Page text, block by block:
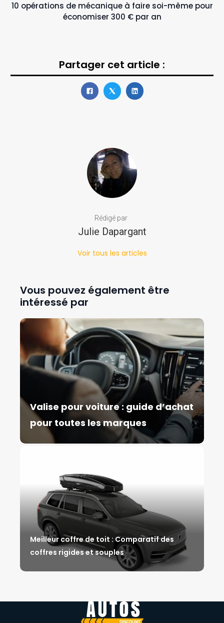
10 opérations de mécanique à faire soi-même pour
économiser 300 € par an
Partager cet article :
Rédigé par
Julie Dapargant
Voir tous les articles
Vous pouvez également être
intéressé par
Valise pour voiture : guide d’achat
pour toutes les marques
Meilleur coffre de toit : Comparatif des
coffres rigides et souples